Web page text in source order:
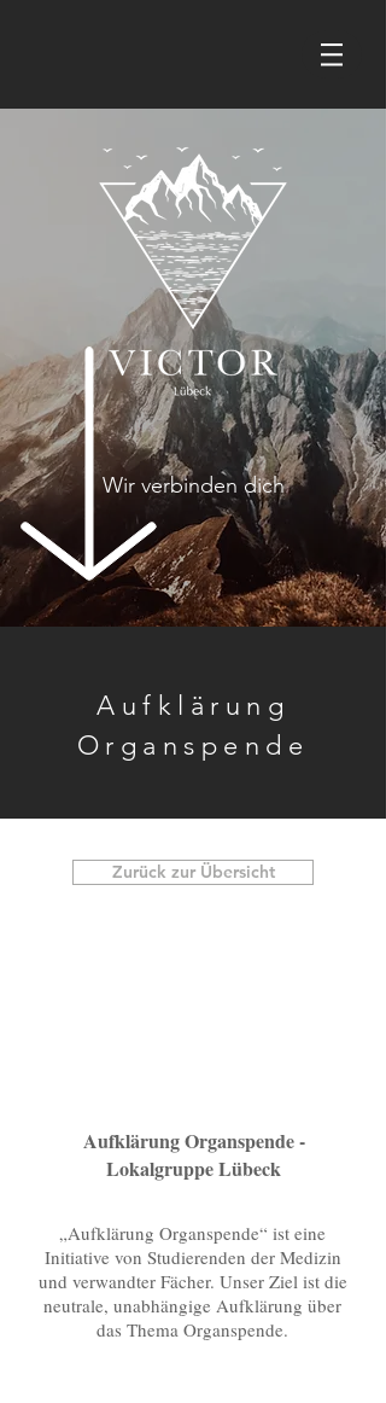
Wir verbinden dich
Aufklärung
Organspende
Zurück zur Übersicht
Aufklärung Organspende -
Lokalgruppe Lübeck
„Aufklärung Organspende“ ist eine
Initiative von Studierenden der Medizin
und verwandter Fächer. Unser Ziel ist die
neutrale, unabhängige Aufklärung über
das Thema Organspende.